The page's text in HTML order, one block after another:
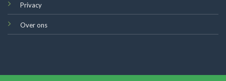
Privacy
Over ons